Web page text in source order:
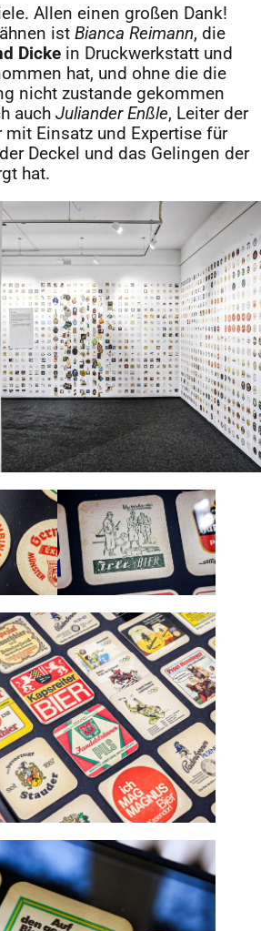
Allen einen großen Dank!
ist Bianca Reimann, die
Dicke in Druckwerkstatt und
hat, und ohne die die
nicht zustande gekommen
auch Juliander Enßle, Leiter der
mit Einsatz und Expertise für
Deckel und das Gelingen der
hat.